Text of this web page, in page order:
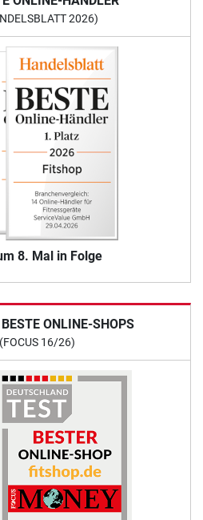
2026)
8. Mal in Folge
ONLINE-SHOPS
16/26)